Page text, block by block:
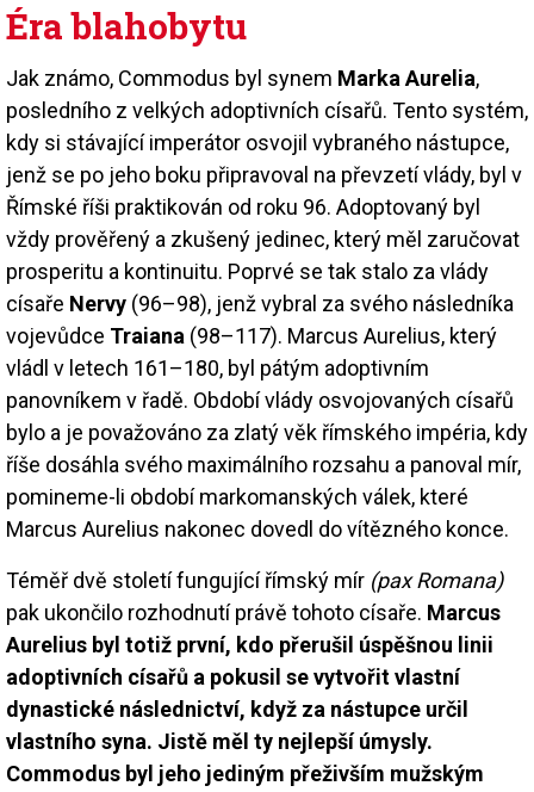
Éra blahobytu
Jak známo, Commodus byl synem Marka Aurelia,
posledního z velkých adoptivních císařů. Tento systém,
kdy si stávající imperátor osvojil vybraného nástupce,
jenž se po jeho boku připravoval na převzetí vlády, byl v
Římské říši praktikován od roku 96. Adoptovaný byl
vždy prověřený a zkušený jedinec, který měl zaručovat
prosperitu a kontinuitu. Poprvé se tak stalo za vlády
císaře Nervy (96–98), jenž vybral za svého následníka
vojevůdce Traiana (98–117). Marcus Aurelius, který
vládl v letech 161–180, byl pátým adoptivním
panovníkem v řadě. Období vlády osvojovaných císařů
bylo a je považováno za zlatý věk římského impéria, kdy
říše dosáhla svého maximálního rozsahu a panoval mír,
pomineme-li období markomanských válek, které
Marcus Aurelius nakonec dovedl do vítězného konce.
Téměř dvě století fungující římský mír (pax Romana)
pak ukončilo rozhodnutí právě tohoto císaře. Marcus
Aurelius byl totiž první, kdo přerušil úspěšnou linii
adoptivních císařů a pokusil se vytvořit vlastní
dynastické následnictví, když za nástupce určil
vlastního syna. Jistě měl ty nejlepší úmysly.
Commodus byl jeho jediným přeživším mužským